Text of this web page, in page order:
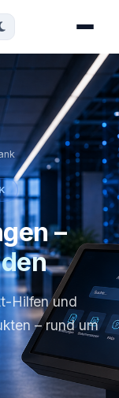
–
Hilfen und
– rund um